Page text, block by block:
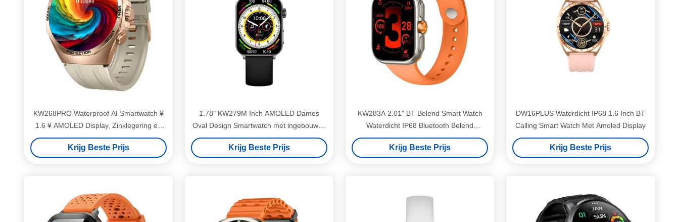
KW268PRO Waterproof AI Smartwatch ¥
1.6 ¥ AMOLED Display, Zinklegering en
HD BT-oproepen
Krijg Beste Prijs
1.78" KW279M Inch AMOLED Dames
Oval Design Smartwatch met ingebouwde
GPS en HD BT Call
Krijg Beste Prijs
KW283A 2.01" BT Belend Smart Watch
Waterdicht IP68 Bluetooth Belend
Smartwatch
Krijg Beste Prijs
DW16PLUS Waterdicht IP68 1.6 Inch BT
Calling Smart Watch Met Amoled Display
Krijg Beste Prijs